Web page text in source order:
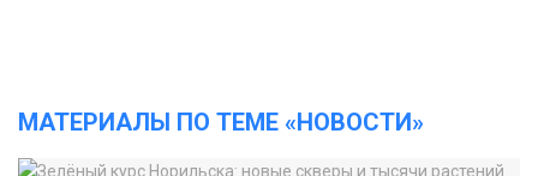
МАТЕРИАЛЫ ПО ТЕМЕ «НОВОСТИ»